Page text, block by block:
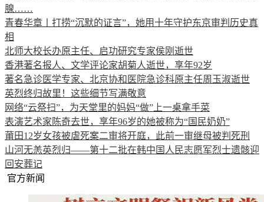
腺……
青春华章丨打捞“沉默的证言”，她用十年守护东京审判历史真
相
北师大校长办原主任、启功研究专家侯刚逝世
香港著名报人、文学评论家胡菊人逝世，享年92岁
著名急诊医学专家、北京协和医院急诊科原主任周玉淑逝世
英烈终归故里！这些细节写满敬意
网络“云祭扫”，为天堂里的妈妈“做”上一桌拿手菜
表演艺术家陈奇去世，享年96岁的她被称为“国民奶奶”
莆田12岁女孩被虐死案二审将开庭，此前一审继母被判死刑
山河无恙英烈归——第十二批在韩中国人民志愿军烈士遗骸迎
回安葬记
官方新闻